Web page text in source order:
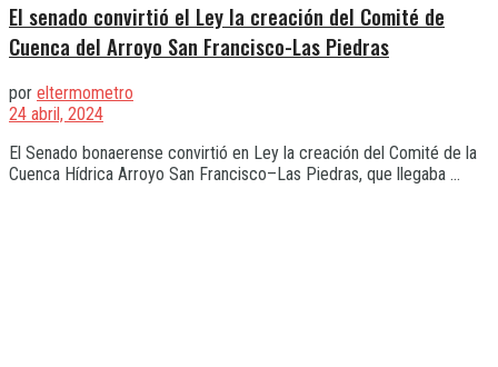
El senado convirtió el Ley la creación del Comité de
Cuenca del Arroyo San Francisco-Las Piedras
por eltermometro
24 abril, 2024
El Senado bonaerense convirtió en Ley la creación del Comité de la
Cuenca Hídrica Arroyo San Francisco–Las Piedras, que llegaba ...